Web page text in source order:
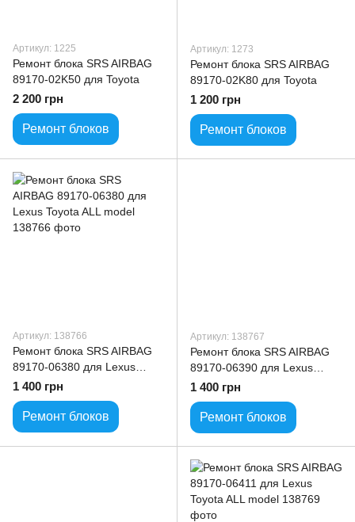
Артикул: 1225
Ремонт блока SRS AIRBAG
89170-02K50 для Toyota
2 200 грн
Ремонт блоков
Артикул: 1273
Ремонт блока SRS AIRBAG
89170-02K80 для Toyota
1 200 грн
Ремонт блоков
Артикул: 138766
Ремонт блока SRS AIRBAG
89170-06380 для Lexus
Toyota ALL model
1 400 грн
Ремонт блоков
Артикул: 138767
Ремонт блока SRS AIRBAG
89170-06390 для Lexus
Toyota ALL model
1 400 грн
Ремонт блоков